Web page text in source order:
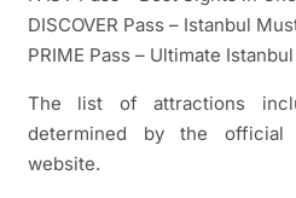
DISCOVER Pass – Istanbul
PRIME Pass – Ultimate
The list of attractions
determined by the official
website.